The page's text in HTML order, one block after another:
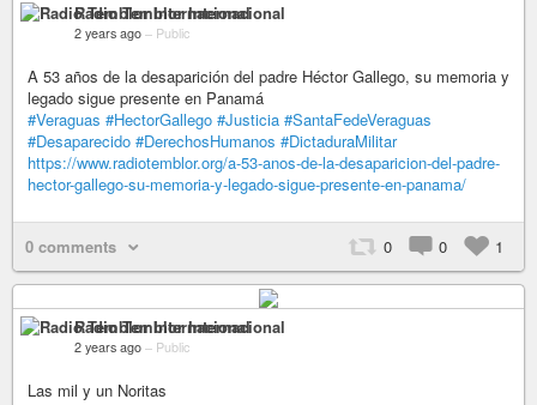
Radio Temblor Internacional
2 years ago – Public
A 53 años de la desaparición del padre Héctor Gallego, su memoria y
legado sigue presente en Panamá
#Veraguas #HectorGallego #Justicia #SantaFedeVeraguas
#Desaparecido #DerechosHumanos #DictaduraMilitar
https://www.radiotemblor.org/a-53-anos-de-la-desaparicion-del-padre-
hector-gallego-su-memoria-y-legado-sigue-presente-en-panama/
0 comments 0 0 1
Radio Temblor Internacional
2 years ago – Public
Las mil y un Noritas